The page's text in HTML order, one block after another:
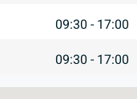
09:30 - 17:00
09:30 - 17:00